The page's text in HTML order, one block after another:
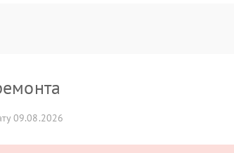
09.08.2026